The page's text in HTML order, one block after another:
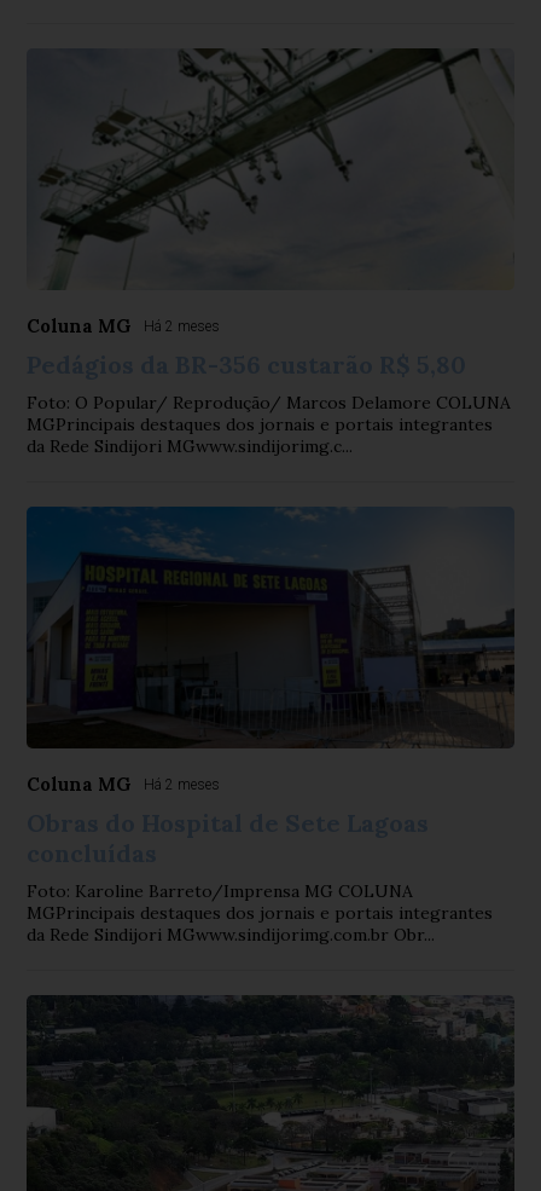
Coluna MG Há 2 meses
Foto: O Popular/ Reprodução/ Marcos Delamore COLUNA
MGPrincipais destaques dos jornais e portais integrantes
da Rede Sindijori MGwww.sindijorimg.c...
Coluna MG Há 2 meses
Foto: Karoline Barreto/Imprensa MG COLUNA
MGPrincipais destaques dos jornais e portais integrantes
da Rede Sindijori MGwww.sindijorimg.com.br Obr...